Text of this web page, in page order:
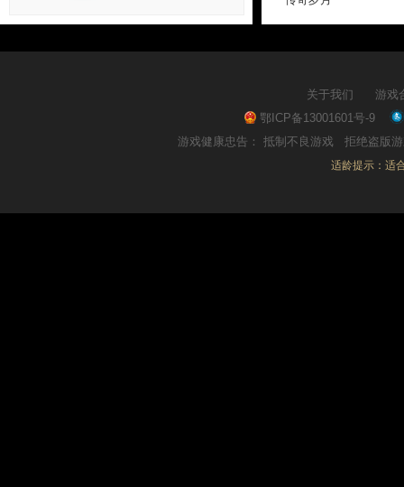
关于我们
游戏
鄂ICP备13001601号-9
游戏健康忠告：
抵制不良游戏 拒绝盗版
适龄提示：适